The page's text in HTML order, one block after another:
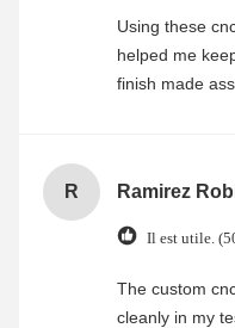
Using these
helped me
finish made
R Ramirez
Il est utile.
The custom
cleanly in my